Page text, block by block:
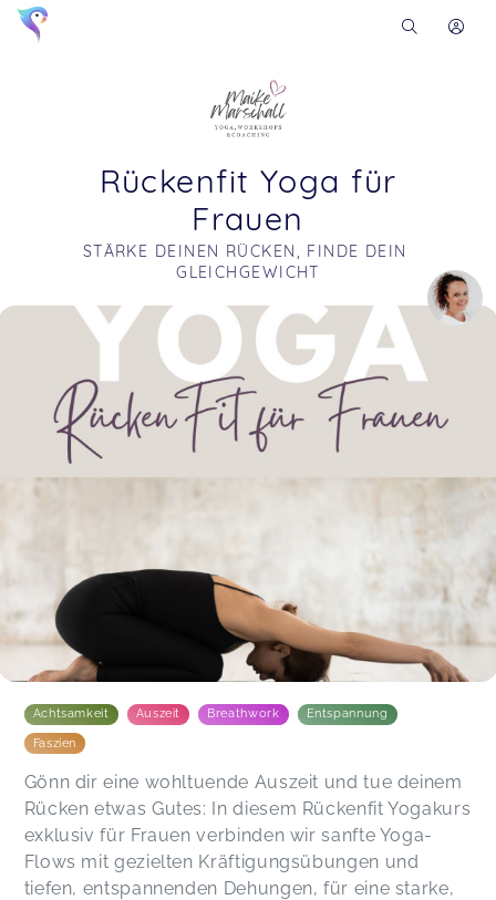
Rückenfit Yoga für
Frauen
STÄRKE DEINEN RÜCKEN, FINDE DEIN
GLEICHGEWICHT
Soon you will learn more about me here...
Achtsamkeit Auszeit Breathwork Entspannung
Faszien
Gönn dir eine wohltuende Auszeit und tue deinem
Rücken etwas Gutes: In diesem Rückenfit Yogakurs
exklusiv für Frauen verbinden wir sanfte Yoga-
Flows mit gezielten Kräftigungsübungen und
tiefen, entspannenden Dehungen, für eine starke,